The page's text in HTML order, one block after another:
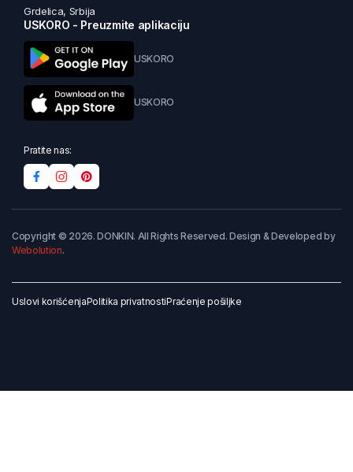
Grdelica, Srbija
USKORO - Preuzmite aplikaciju
USKORO
USKORO
Pratite nas:
Copyright © 2026. DONKIN. All Rights Reserved. Design & Developed by
Webolution.
Uslovi korišćenjaPolitika privatnostiPraćenje pošiljke